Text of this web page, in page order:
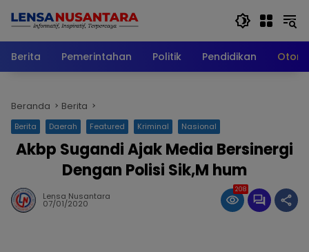
Berita
Pemerintahan Politik Pendidikan
Beranda Berita
Berita Daerah Featured Kriminal Nasional
Akbp Sugandi Ajak Media Bersinergi
Dengan Polisi Sik,M hum
Lensa Nusantara
07/01/2020
208